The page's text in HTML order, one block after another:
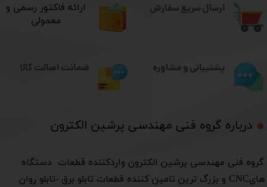
ارسال سریع سفارش
درباره گروه فنی مهندسی پرشین الکترون​​​​​​​
​گروه فنی مهندسی پرشین الکترون واردکننده قطعات دستگاه
هایCNC و بزرگ ترین تامین کننده قطعات تابلو برق -تابلو روان
​ارائه فاکتور رسمی و
معمولی
پشتیبانی و مشاوره ضمانت اصالت کالا